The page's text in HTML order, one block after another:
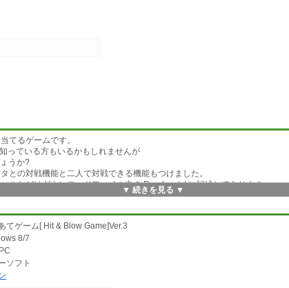
てるゲームです。
っている方もいるかもしれませんが
うか?
との対戦機能と二人で対戦できる機能もつけました。
ルなどはダウンロードファイル中の Readme.txt に記述してあります。
▼ 続きを見る ▼
てゲーム[ Hit & Blow Game]Ver.3
8/7
ソフト